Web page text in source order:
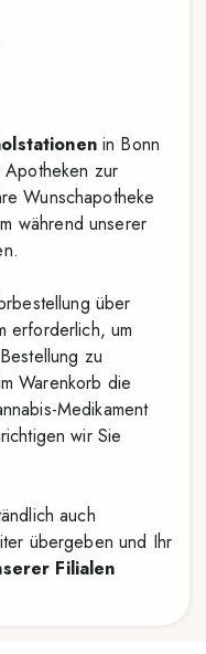
in Bonn
zur
Wunschapotheke
während unserer
über
erforderlich, um
zu
Warenkorb die
Medikament
wir Sie
auch
übergeben und Ihr
Filialen